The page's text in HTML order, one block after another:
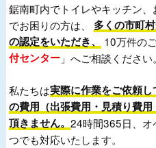
鋸南町内でトイレやキッチン
でお困りの方は、 多くの市町
の認定をいただき、
10万件の
付センター 」へご相談ください。
私たちは実際に作業をご依頼
の費用（出張費用・見積り費
頂きません。24時間365日、オ
つでも対応いたします。